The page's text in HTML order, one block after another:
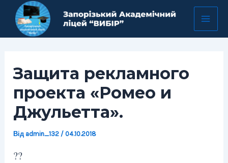
Перейти
вмісту
Защита рекламного
проекта «Ромео и
Джульетта».
Від admin_132 / 04.10.2018
??
Навігація
запису